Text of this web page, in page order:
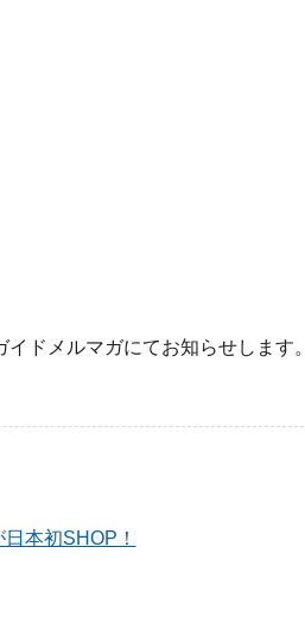
ドメルマガにてお知らせします。
本初SHOP！